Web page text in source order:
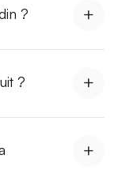
?
?